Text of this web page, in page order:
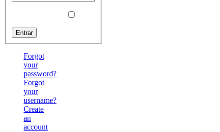
Forgot
your
password?
Forgot
your
username?
Create
an
account